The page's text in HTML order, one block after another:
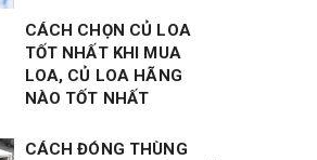
CÁCH CHỌN CỦ LOA
TỐT NHẤT KHI MUA
LOA, CỦ LOA HÃNG
NÀO TỐT NHẤT
CÁCH ĐÓNG THÙNG